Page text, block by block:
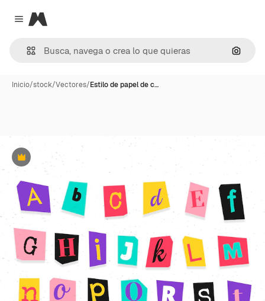
Close menu
Magnific
Inicio/stock/Vectores/Estilo de papel de c…
Premium